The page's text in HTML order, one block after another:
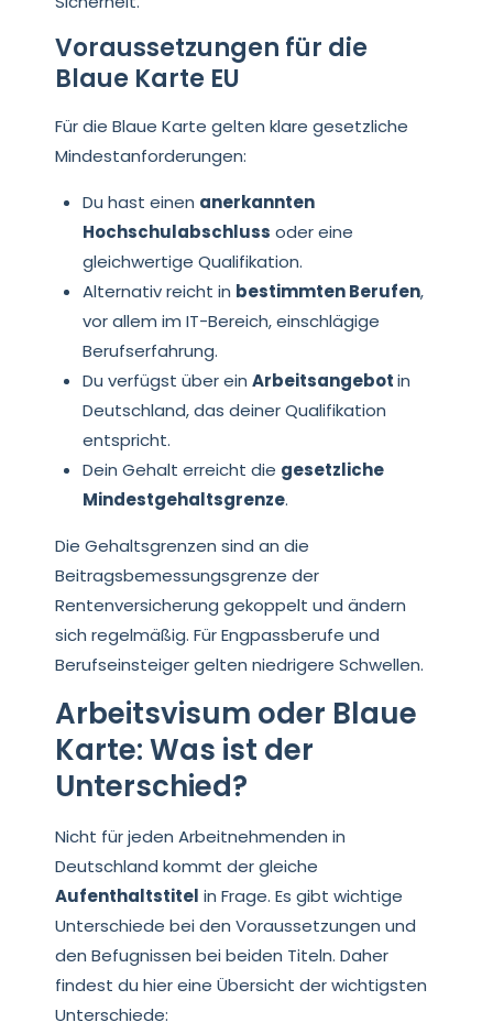
Voraussetzungen für die
Blaue Karte EU
Für die Blaue Karte gelten klare gesetzliche
Mindestanforderungen:
Du hast einen anerkannten
Hochschulabschluss oder eine
gleichwertige Qualifikation.
Alternativ reicht in bestimmten Berufen,
vor allem im IT-Bereich, einschlägige
Berufserfahrung.
Du verfügst über ein Arbeitsangebotin
Deutschland, das deiner Qualifikation
entspricht.
Dein Gehalt erreicht die gesetzliche
Mindestgehaltsgrenze.
Die Gehaltsgrenzen sind an die
Beitragsbemessungsgrenze der
Rentenversicherung gekoppelt und ändern
sich regelmäßig. Für Engpassberufe und
Berufseinsteiger gelten niedrigere Schwellen.
Arbeitsvisum oder Blaue
Karte: Was ist der
Unterschied?
Nicht für jeden Arbeitnehmenden in
Deutschland kommt der gleiche
Aufenthaltstitel in Frage. Es gibt wichtige
Unterschiede bei den Voraussetzungen und
den Befugnissen bei beiden Titeln. Daher
findest du hier eine Übersicht der wichtigsten
Unterschiede: